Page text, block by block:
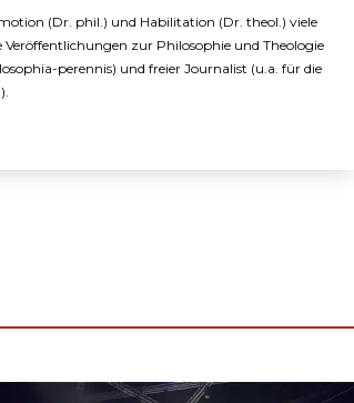
(Dr. phil.) und Habilitation (Dr. theol.) viele
zur Philosophie und Theologie
perennis) und freier Journalist (u.a. für die